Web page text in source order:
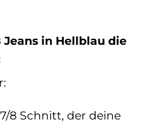
in Hellblau die
8 Schnitt, der deine